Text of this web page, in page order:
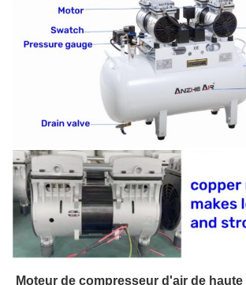
Moteur de compresseur d'air de haute